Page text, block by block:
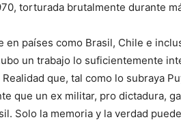
torturada brutalmente durante
en países como Brasil, Chile e
un trabajo lo suficientemente
que, tal como lo subraya
que un ex militar, pro dictadura,
Solo la memoria y la verdad